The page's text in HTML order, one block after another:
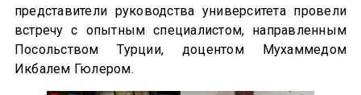
представители руководства университета провели
встречу с опытным специалистом, направленным
Посольством Турции, доцентом Мухаммедом
Икбалем Гюлером.